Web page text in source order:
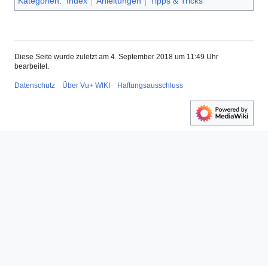
Diese Seite wurde zuletzt am 4. September 2018 um 11:49 Uhr
bearbeitet.
Datenschutz Über Vu+ WIKI Haftungsausschluss